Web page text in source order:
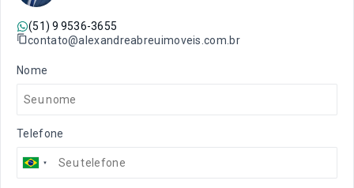
(51) 9 9536-3655
contato@alexandreabreuimoveis.com.br
Nome
Telefone